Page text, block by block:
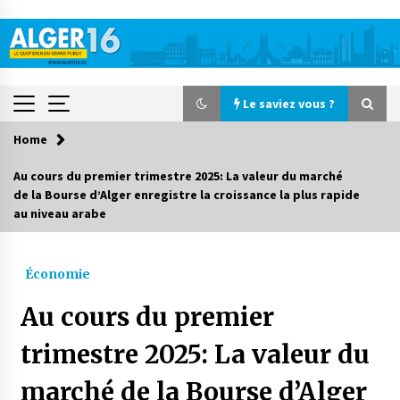
content
Le saviez vous ?
Le saviez vous ?
Le CRA lance une campagne nationale de
4 jours ago
Début des camps d’été pour un deuxième
groupe d’enfants autistes
Home
Au cours du premier trimestre 2025: La valeur du marché
de la Bourse d’Alger enregistre la croissance la plus rapide
au niveau arabe
Économie
Au cours du premier
trimestre 2025: La valeur du
marché de la Bourse d’Alger